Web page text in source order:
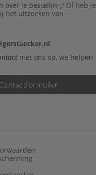
over je bestelling? Of heb je
het uitzoeken van
met ons op, we helpen
Contactformulier